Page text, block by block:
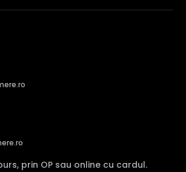
prin OP sau online cu cardul.